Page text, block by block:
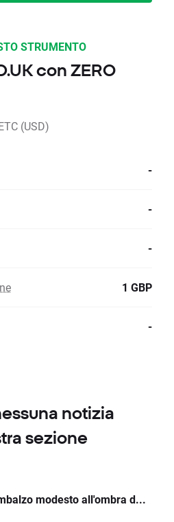
STRUMENTO
con ZERO
(USD)
-
-
-
1 GBP
-
notizia
sezione
modesto all'ombra d...